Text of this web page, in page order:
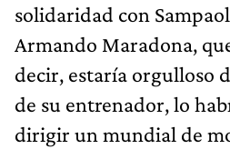
solidaridad con
Armando Maradona,
decir, estaría orgulloso
de su entrenador, lo
dirigir un mundial de